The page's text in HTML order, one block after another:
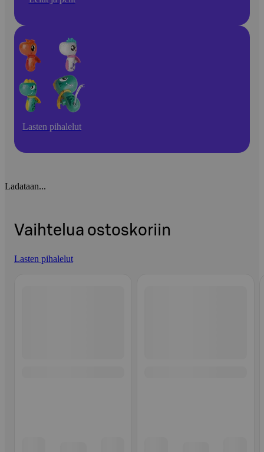
Lasten pihalelut
Ladataan...
Vaihtelua ostoskoriin
Lasten pihalelut